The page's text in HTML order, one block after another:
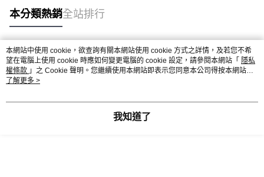
本分類熱銷全站排行
熱門標籤
本網站中使用 cookie，欲查詢有關本網站使用 cookie 方式之詳情，及若您不希
望在電腦上使用 cookie 時應如何變更電腦的 cookie 設定，請參閱本網站「 隱私
權條款 」之 Cookie 聲明。您繼續使用本網站即表示您同意本公司得按本網站使
用條款之 Cookie 聲明使用 cookie。
了解更多 >
我知道了